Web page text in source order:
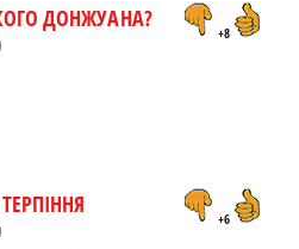
ДОНЖУАНА?
+8
+6